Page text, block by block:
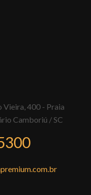
Vieira, 400 - Praia
Camboriú / SC